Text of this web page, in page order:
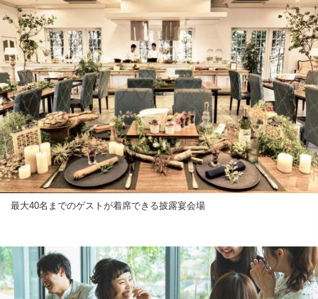
最大40名までのゲストが着席できる披露宴会場